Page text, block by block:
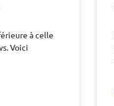
à celle
Voici